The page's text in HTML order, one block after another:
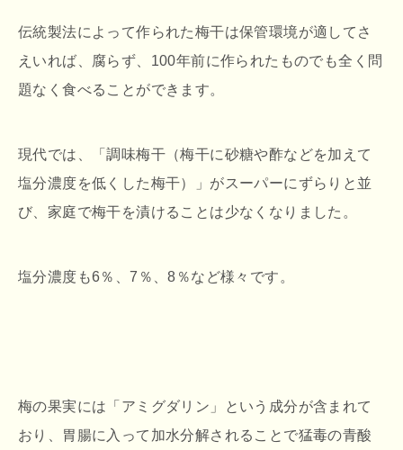
伝統製法によって作られた梅干は保管環境が適してさ
えいれば、腐らず、100年前に作られたものでも全く問
題なく食べることができます。
現代では、「調味梅干（梅干に砂糖や酢などを加えて
塩分濃度を低くした梅干）」がスーパーにずらりと並
び、家庭で梅干を漬けることは少なくなりました。
塩分濃度も6％、7％、8％など様々です。
梅の果実には「アミグダリン」という成分が含まれて
おり、胃腸に入って加水分解されることで猛毒の青酸